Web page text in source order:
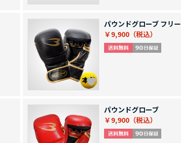
パウンドグローブ フリー
￥9,900
パウンドグローブ
￥9,900